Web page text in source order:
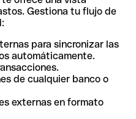
Gestiona tu flujo de
para sincronizar las
automáticamente.
de cualquier banco o
externas en formato